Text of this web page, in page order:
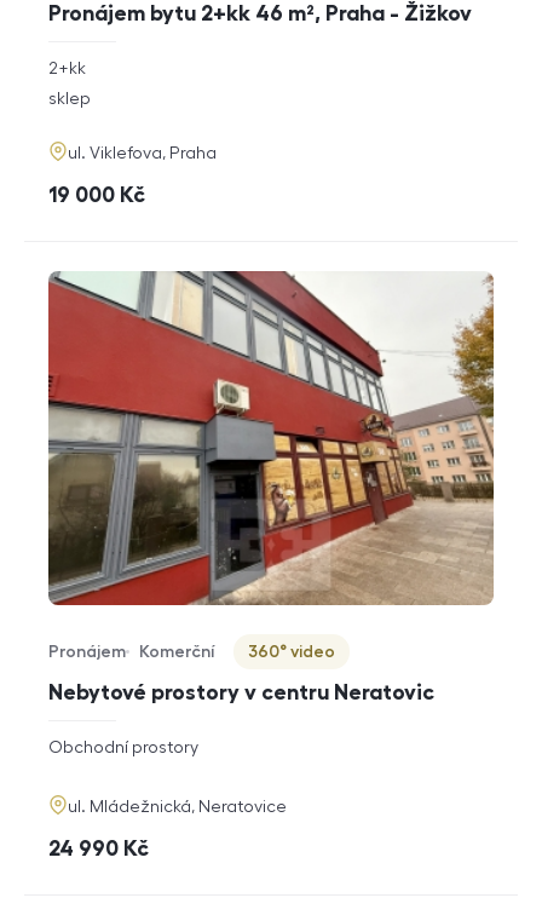
Pronájem bytu 2+kk 46 m², Praha - Žižkov
rozměry
dispozice
2+kk
funkce
sklep
adresa
ul. Viklefova, Praha
cena
19 000 Kč
Nebytové prostory v centru Neratovic
Typ nabídky
Pronájem
Typ nemovitosti
Komerční
Virtuální prohlídka
360° video
rozměry
dispozice
Obchodní prostory
adresa
ul. Mládežnická, Neratovice
cena
24 990 Kč